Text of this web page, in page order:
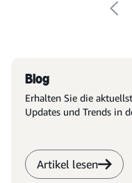
Blog
Erhalten Sie die
Updates und Trends in
Artikel lesen